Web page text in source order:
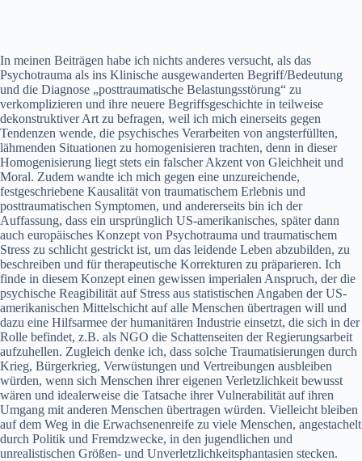
In meinen Beiträgen habe ich nichts anderes versucht, als das
Psychotrauma als ins Klinische ausgewanderten Begriff/Bedeutung
und die Diagnose „posttraumatische Belastungsstörung“ zu
verkomplizieren und ihre neuere Begriffsgeschichte in teilweise
dekonstruktiver Art zu befragen, weil ich mich einerseits gegen
Tendenzen wende, die psychisches Verarbeiten von angsterfüllten,
lähmenden Situationen zu homogenisieren trachten, denn in dieser
Homogenisierung liegt stets ein falscher Akzent von Gleichheit und
Moral. Zudem wandte ich mich gegen eine unzureichende,
festgeschriebene Kausalität von traumatischem Erlebnis und
posttraumatischen Symptomen, und andererseits bin ich der
Auffassung, dass ein ursprünglich US-amerikanisches, später dann
auch europäisches Konzept von Psychotrauma und traumatischem
Stress zu schlicht gestrickt ist, um das leidende Leben abzubilden, zu
beschreiben und für therapeutische Korrekturen zu präparieren. Ich
finde in diesem Konzept einen gewissen imperialen Anspruch, der die
psychische Reagibilität auf Stress aus statistischen Angaben der US-
amerikanischen Mittelschicht auf alle Menschen übertragen will und
dazu eine Hilfsarmee der humanitären Industrie einsetzt, die sich in der
Rolle befindet, z.B. als NGO die Schattenseiten der Regierungsarbeit
aufzuhellen. Zugleich denke ich, dass solche Traumatisierungen durch
Krieg, Bürgerkrieg, Verwüstungen und Vertreibungen ausbleiben
würden, wenn sich Menschen ihrer eigenen Verletzlichkeit bewusst
wären und idealerweise die Tatsache ihrer Vulnerabilität auf ihren
Umgang mit anderen Menschen übertragen würden. Vielleicht bleiben
auf dem Weg in die Erwachsenenreife zu viele Menschen, angestachelt
durch Politik und Fremdzwecke, in den jugendlichen und
unrealistischen Größen- und Unverletzlichkeitsphantasien stecken.